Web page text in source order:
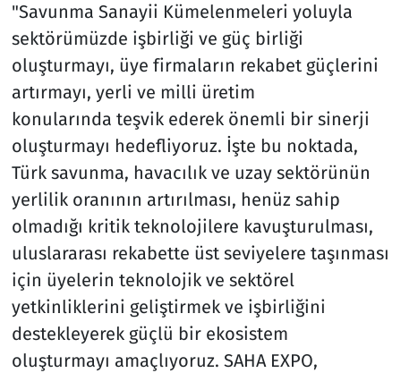
"Savunma Sanayii Kümelenmeleri yoluyla
sektörümüzde işbirliği ve güç birliği
oluşturmayı, üye firmaların rekabet güçlerini
artırmayı, yerli ve milli üretim
konularında teşvik ederek önemli bir sinerji
oluşturmayı hedefliyoruz. İşte bu noktada,
Türk savunma, havacılık ve uzay sektörünün
yerlilik oranının artırılması, henüz sahip
olmadığı kritik teknolojilere kavuşturulması,
uluslararası rekabette üst seviyelere taşınması
için üyelerin teknolojik ve sektörel
yetkinliklerini geliştirmek ve işbirliğini
destekleyerek güçlü bir ekosistem
oluşturmayı amaçlıyoruz. SAHA EXPO,